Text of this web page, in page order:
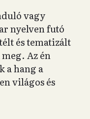
vagy
nyelven futó
és tematizált
Az én
a hang a
világos és